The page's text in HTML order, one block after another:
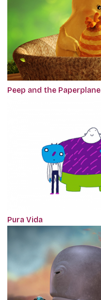
Peep and the Paperplane
Pura Vida